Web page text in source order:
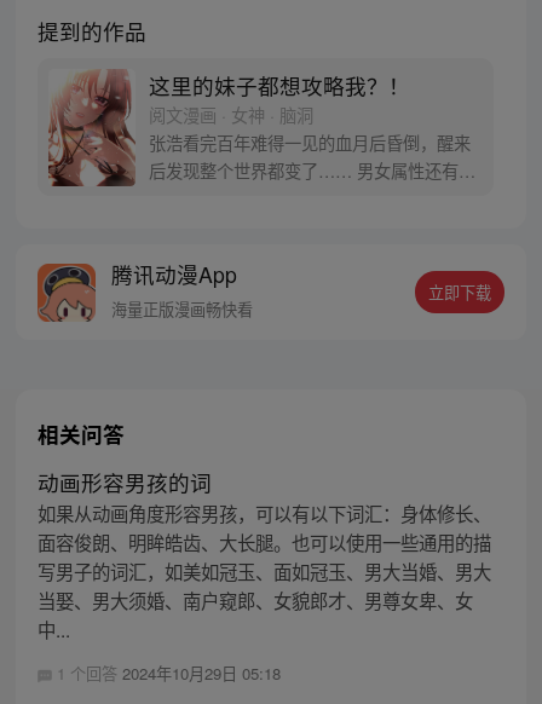
提到的作品
这里的妹子都想攻略我？！
阅文漫画 · 女神 · 脑洞
张浩看完百年难得一见的血月后昏倒，醒来
后发现整个世界都变了…… 男女属性还有观
人看不起，甚至找不到男人。 女追男很正
常，男追女叫倒追…… “在这个妹子都倒追
腾讯动漫App
海量正版漫画畅快看
立即下载
相关问答
动画形容男孩的词
如果从动画角度形容男孩，可以有以下词汇：身体修长、
面容俊朗、明眸皓齿、大长腿。也可以使用一些通用的描
写男子的词汇，如美如冠玉、面如冠玉、男大当婚、男大
当娶、男大须婚、南户窥郎、女貌郎才、男尊女卑、女
中...
1 个回答 2024年10月29日 05:18